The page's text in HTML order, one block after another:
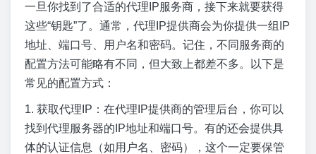
一旦你找到了合适的代理IP服务商，接下来就要获得
这些“钥匙”了。通常，代理IP提供商会为你提供一组IP
地址、端口号、用户名和密码。记住，不同服务商的
配置方法可能略有不同，但大致上都差不多。以下是
常见的配置方式：
1. 获取代理IP：在代理IP提供商的管理后台，你可以
找到代理服务器的IP地址和端口号。有的还会提供具
体的认证信息（如用户名、密码），这个一定要保管